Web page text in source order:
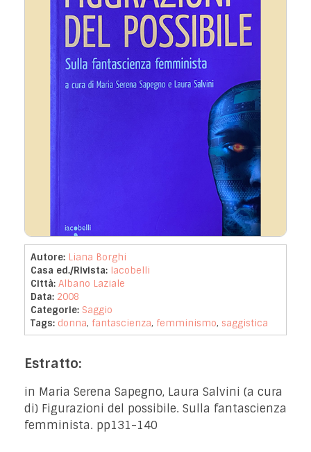
Autore: Liana Borghi
Casa ed./Rivista: Iacobelli
Città: Albano Laziale
Data: 2008
Categorie: Saggio
Tags: donna, fantascienza, femminismo, saggistica
Estratto:
in Maria Serena Sapegno, Laura Salvini (a cura
di) Figurazioni del possibile. Sulla fantascienza
femminista. pp131-140